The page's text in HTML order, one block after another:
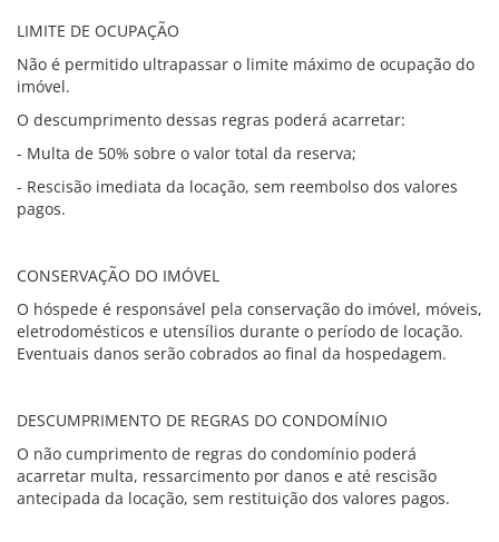
LIMITE DE OCUPAÇÃO
Não é permitido ultrapassar o limite máximo de ocupação do
imóvel.
O descumprimento dessas regras poderá acarretar:
- Multa de 50% sobre o valor total da reserva;
- Rescisão imediata da locação, sem reembolso dos valores
pagos.
CONSERVAÇÃO DO IMÓVEL
O hóspede é responsável pela conservação do imóvel, móveis,
eletrodomésticos e utensílios durante o período de locação.
Eventuais danos serão cobrados ao final da hospedagem.
DESCUMPRIMENTO DE REGRAS DO CONDOMÍNIO
O não cumprimento de regras do condomínio poderá
acarretar multa, ressarcimento por danos e até rescisão
antecipada da locação, sem restituição dos valores pagos.